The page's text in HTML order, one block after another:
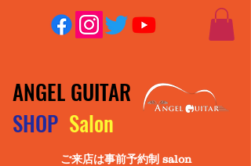
ANGEL GUITAR
SHOP Salon
ご来店は事前予約制 salon